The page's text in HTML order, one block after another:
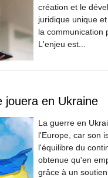
création et le
juridique unique
la communication
L'enjeu est...
jouera en Ukraine
La guerre en
l'Europe, car son
l'équilibre du
obtenue qu'en
grâce à un